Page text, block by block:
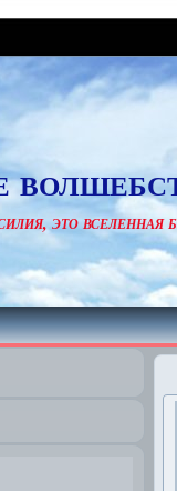
это вселенная